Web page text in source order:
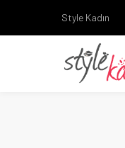
Style Kadın